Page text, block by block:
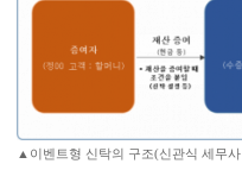
▲이벤트형 신탁의 구조(신관식 세무